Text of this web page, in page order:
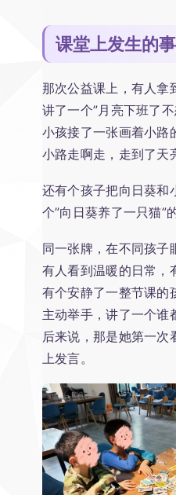
课堂上发生的事
那次公益课上，有人拿
讲了一个”月亮下班了
小孩接了一张画着小路
小路走啊走，走到了天
还有个孩子把向日葵和
个”向日葵养了一只猫”
同一张牌，在不同孩子
有人看到温暖的日常，
有个安静了一整节课的
主动举手，讲了一个谁
后来说，那是她第一
上发言。